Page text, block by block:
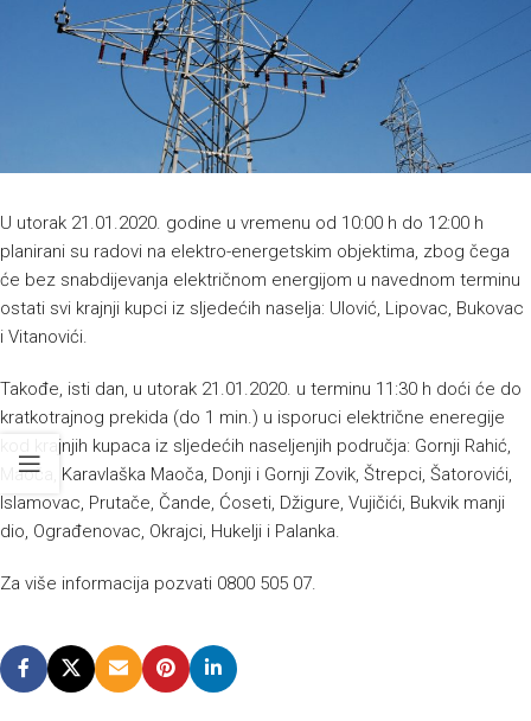
U utorak 21.01.2020. godine u vremenu od 10:00 h do 12:00 h
planirani su radovi na elektro-energetskim objektima, zbog čega
će bez snabdijevanja električnom energijom u navednom terminu
ostati svi krajnji kupci iz sljedećih naselja: Ulović, Lipovac, Bukovac
i Vitanovići.
Takođe, isti dan, u utorak 21.01.2020. u terminu 11:30 h doći će do
kratkotrajnog prekida (do 1 min.) u isporuci električne eneregije
kod krajnjih kupaca iz sljedećih naseljenjih područja: Gornji Rahić,
Maoča, Karavlaška Maoča, Donji i Gornji Zovik, Štrepci, Šatorovići,
Islamovac, Prutače, Čande, Ćoseti, Džigure, Vujičići, Bukvik manji
dio, Ograđenovac, Okrajci, Hukelji i Palanka.
Za više informacija pozvati 0800 505 07.